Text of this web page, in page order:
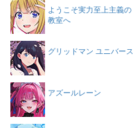
ようこそ実力至上主義の
教室へ
グリッドマン ユニバース
アズールレーン